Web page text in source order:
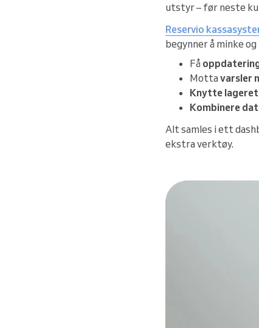
utstyr – før neste
Reservio
begynner å minke
Få
Motta varsler
Knytte
Kombinere
Alt samles i ett
ekstra verktøy.